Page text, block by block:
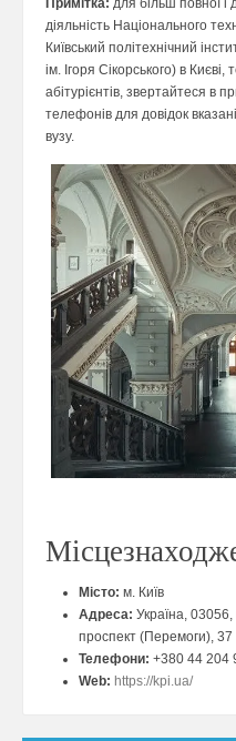
діяльність Національного
Київський політехнічний
ім. Ігоря Сікорського) в
абітурієнтів, звертайтеся в
телефонів для довідок
вузу.
Місто: м. Київ
Адреса: Україна,
проспект (Перемоги), 37
Телефони: +380 44 204
Web: https://kpi.ua/